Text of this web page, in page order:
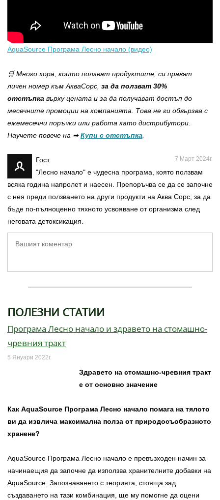
AquaSource Програма Лесно начало (видео)
🛒 Много хора, които ползват продуктите, си правят
личен номер към АкваСорс, за да ползват 30%
отстъпка върху цената и за да получават достъп до
месечните промоции на компанията. Това не ги обвързва с
ежемесечни поръчки или работа като дистрибутори.
Научете повече на ➡Купи с отстъпка
Гост 7 Март 2024г.
"Лесно начало" е чудесна програма, която ползвам
всяка година напролет и наесен. Препоръчва се да се започне
с нея преди ползването на други продукти на Аква Сорс, за да
бъде по-пълноценно тяхното усвояване от организма след
неговата детоксикация.
ПОЛЕЗНИ СТАТИИ
Програма Лесно начало и здравето на стомашно-
чревния тракт
5 Януари 2022г.
Здравето на стомашно-чревния тракт
е от основно значение
Как AquaSource Програма Лесно начало помага на тялото
ви да извлича максимална полза от природосъобразното
хранене?
AquaSource Програма Лесно начало е превъзходен начин за
начинаещия да започне да използва хранителните добавки на
AquaSource. Запознаването с теорията, стояща зад
създаването на тази комбинация, ще му помогне да оцени